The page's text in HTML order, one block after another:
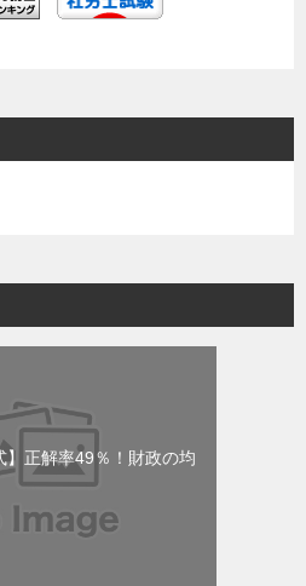
】正解率49％！財政の均